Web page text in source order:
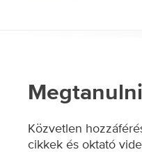
Közvetlen
cikkek és oktató